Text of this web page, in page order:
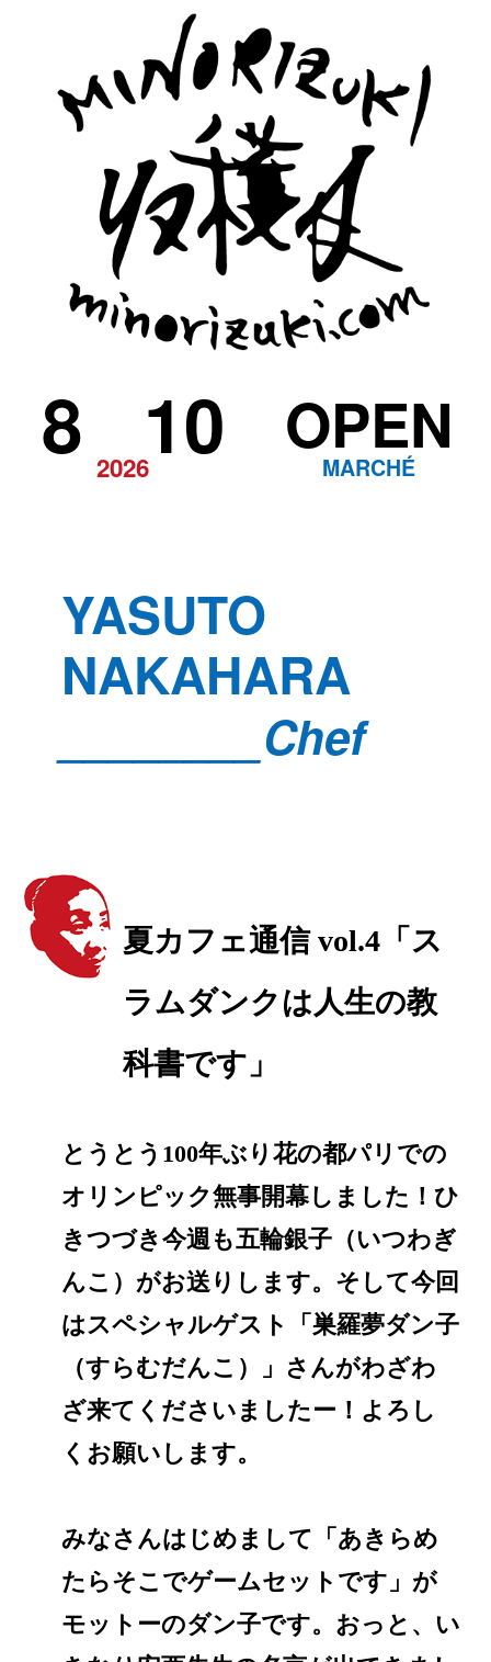
2026
8 10 MARCHÉ
OPEN
YASUTO
NAKAHARA
________Chef
夏カフェ通信 vol.4「ス
ラムダンクは人生の教
科書です」
とうとう100年ぶり花の都パリでの
オリンピック無事開幕しました！ひ
きつづき今週も五輪銀子（いつわぎ
んこ）がお送りします。そして今回
はスペシャルゲスト「巣羅夢ダン子
（すらむだんこ）」さんがわざわ
ざ来てくださいましたー！よろし
くお願いします。
みなさんはじめまして「あきらめ
たらそこでゲームセットです」が
モットーのダン子です。おっと、い